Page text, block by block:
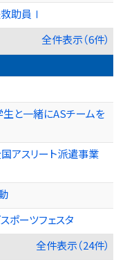
助員Ⅰ
全件表示（6件）
と一緒にASチームを
国アスリート派遣事業
ポーツフェスタ
全件表示（24件）